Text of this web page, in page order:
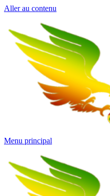
Aller au contenu
Menu principal